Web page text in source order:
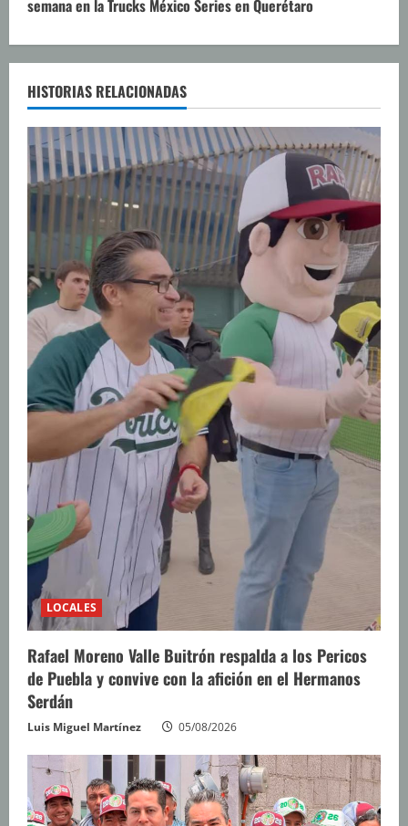
e
l
e
y
e
n
d
o
semana en la Trucks México Series en Querétaro
HISTORIAS RELACIONADAS
LOCALES
Rafael Moreno Valle Buitrón respalda a los Pericos
de Puebla y convive con la afición en el Hermanos
Serdán
Luis Miguel Martínez 05/08/2026